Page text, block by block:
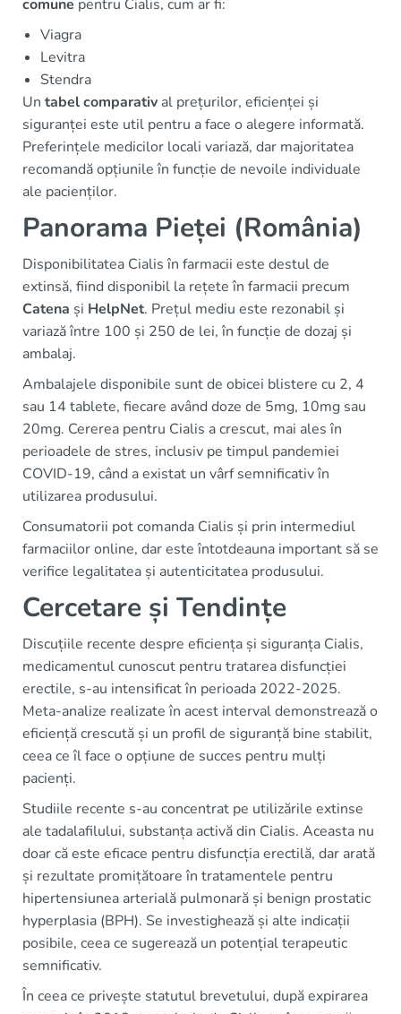
comune pentru Cialis, cum ar fi:
Viagra
Levitra
Stendra
Un tabel comparativ al prețurilor, eficienței și
siguranței este util pentru a face o alegere informată.
Preferințele medicilor locali variază, dar majoritatea
recomandă opțiunile în funcție de nevoile individuale
ale pacienților.
Panorama Pieței (România)
Disponibilitatea Cialis în farmacii este destul de
extinsă, fiind disponibil la rețete în farmacii precum
Catena și HelpNet. Prețul mediu este rezonabil și
variază între 100 și 250 de lei, în funcție de dozaj și
ambalaj.
Ambalajele disponibile sunt de obicei blistere cu 2, 4
sau 14 tablete, fiecare având doze de 5mg, 10mg sau
20mg. Cererea pentru Cialis a crescut, mai ales în
perioadele de stres, inclusiv pe timpul pandemiei
COVID-19, când a existat un vârf semnificativ în
utilizarea produsului.
Consumatorii pot comanda Cialis și prin intermediul
farmaciilor online, dar este întotdeauna important să se
verifice legalitatea și autenticitatea produsului.
Cercetare și Tendințe
Discuțiile recente despre eficiența și siguranța Cialis,
medicamentul cunoscut pentru tratarea disfuncției
erectile, s-au intensificat în perioada 2022-2025.
Meta-analize realizate în acest interval demonstrează o
eficiență crescută și un profil de siguranță bine stabilit,
ceea ce îl face o opțiune de succes pentru mulți
pacienți.
Studiile recente s-au concentrat pe utilizările extinse
ale tadalafilului, substanța activă din Cialis. Aceasta nu
doar că este eficace pentru disfuncția erectilă, dar arată
și rezultate promițătoare în tratamentele pentru
hipertensiunea arterială pulmonară și benign prostatic
hyperplasia (BPH). Se investighează și alte indicații
posibile, ceea ce sugerează un potențial terapeutic
semnificativ.
În ceea ce privește statutul brevetului, după expirarea